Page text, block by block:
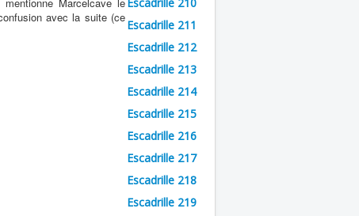
avec la suite (ce
Escadrille 211
Escadrille 212
Escadrille 213
Escadrille 214
Escadrille 215
Escadrille 216
Escadrille 217
Escadrille 218
Escadrille 219